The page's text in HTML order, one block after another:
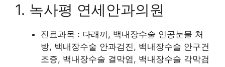
1. 녹사평 연세안과의원
진료과목 : 다래끼, 백내장수술 인공눈물 처
방, 백내장수술 안과검진, 백내장수술 안구건
조증, 백내장수술 결막염, 백내장수술 각막검